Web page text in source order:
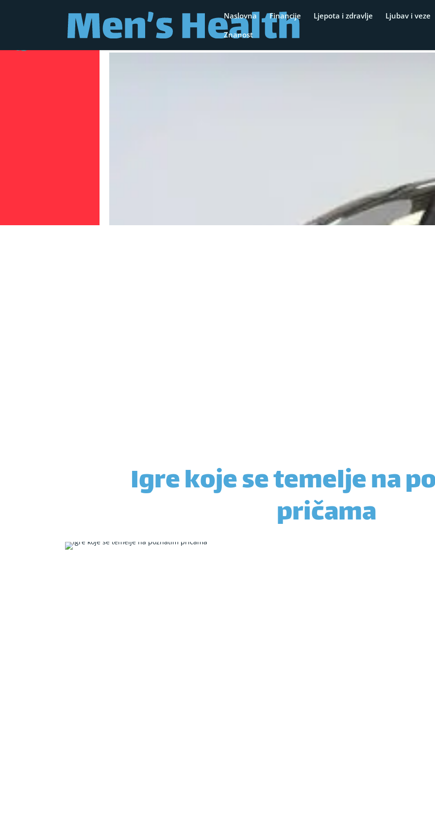
Naslovna Financije Ljepota i zdravlje Ljubav i veze
Znanost
Igre koje se temelje na
pričama